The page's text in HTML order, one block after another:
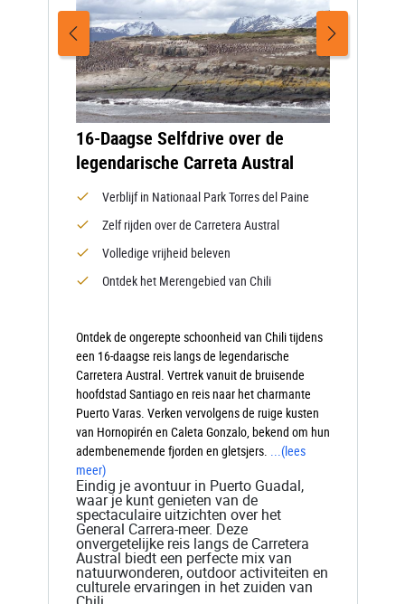
16-Daagse Selfdrive over de
legendarische Carreta Austral
Verblijf in Nationaal Park Torres del Paine
Zelf rijden over de Carretera Austral
Volledige vrijheid beleven
Ontdek het Merengebied van Chili
Ontdek de ongerepte schoonheid van Chili tijdens
een 16-daagse reis langs de legendarische
Carretera Austral. Vertrek vanuit de bruisende
hoofdstad Santiago en reis naar het charmante
Puerto Varas. Verken vervolgens de ruige kusten
van Hornopirén en Caleta Gonzalo, bekend om hun
adembenemende fjorden en gletsjers. ...(lees
meer)
Eindig je avontuur in Puerto Guadal,
waar je kunt genieten van de
spectaculaire uitzichten over het
General Carrera-meer. Deze
onvergetelijke reis langs de Carretera
Austral biedt een perfecte mix van
natuurwonderen, outdoor activiteiten en
culturele ervaringen in het zuiden van